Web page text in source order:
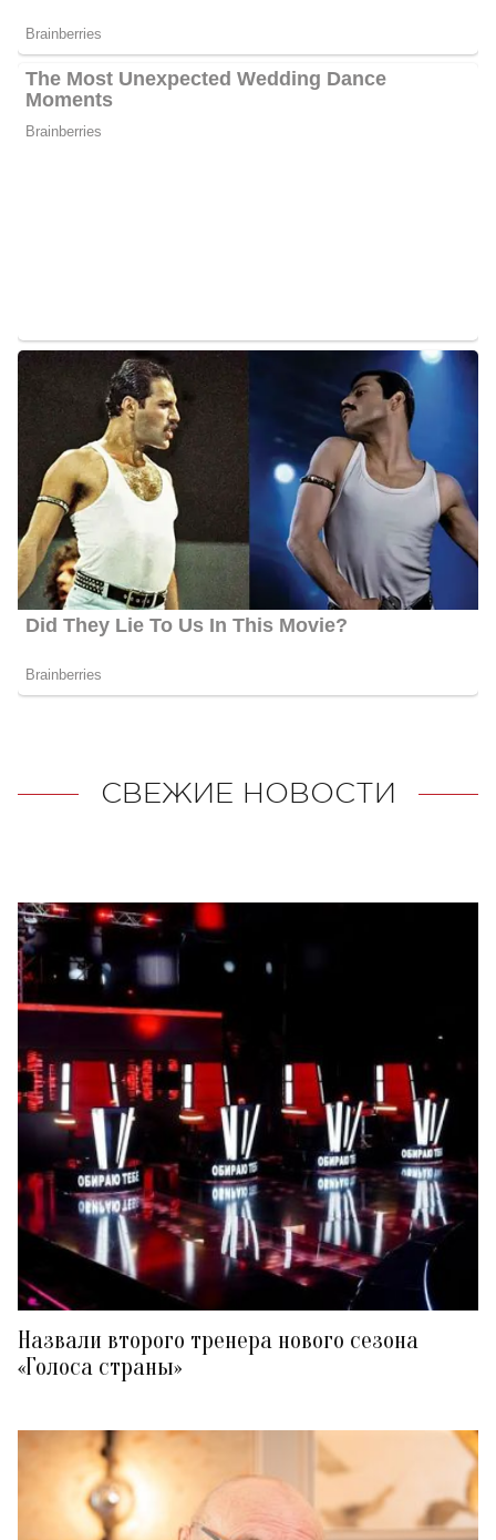
СВЕЖИЕ НОВОСТИ
Назвали второго тренера нового сезона
«Голоса страны»